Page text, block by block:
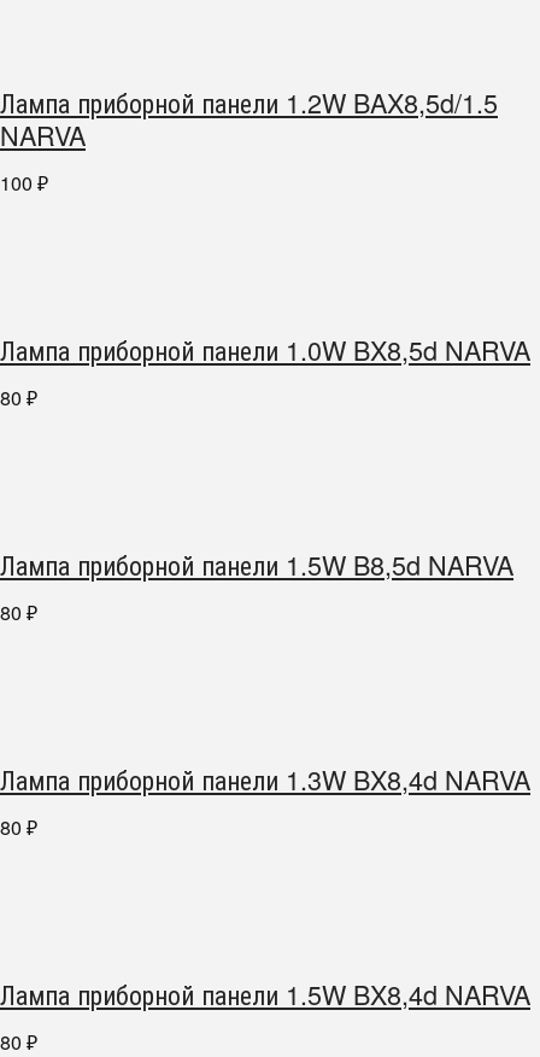
Лампа приборной панели 1.2W BAX8,5d/1.5
NARVA
100 ₽
Лампа приборной панели 1.0W BX8,5d NARVA
80 ₽
Лампа приборной панели 1.5W B8,5d NARVA
80 ₽
Лампа приборной панели 1.3W BX8,4d NARVA
80 ₽
Лампа приборной панели 1.5W BX8,4d NARVA
80 ₽